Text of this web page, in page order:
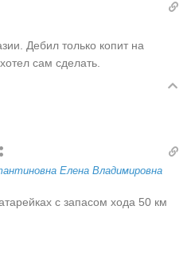
Дебил только копит на
сам сделать.
Елена Владимировна
с запасом хода 50 км